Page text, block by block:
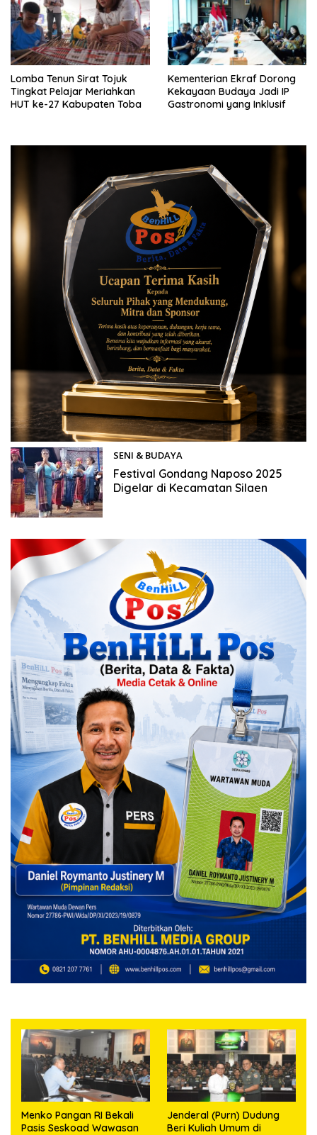
Lomba Tenun Sirat Tojuk
Tingkat Pelajar Meriahkan
HUT ke-27 Kabupaten Toba
Kementerian Ekraf Dorong
Kekayaan Budaya Jadi IP
Gastronomi yang Inklusif
SENI & BUDAYA
Festival Gondang Naposo 2025
Digelar di Kecamatan Silaen
Menko Pangan RI Bekali
Pasis Seskoad Wawasan
Jenderal (Purn) Dudung
Beri Kuliah Umum di